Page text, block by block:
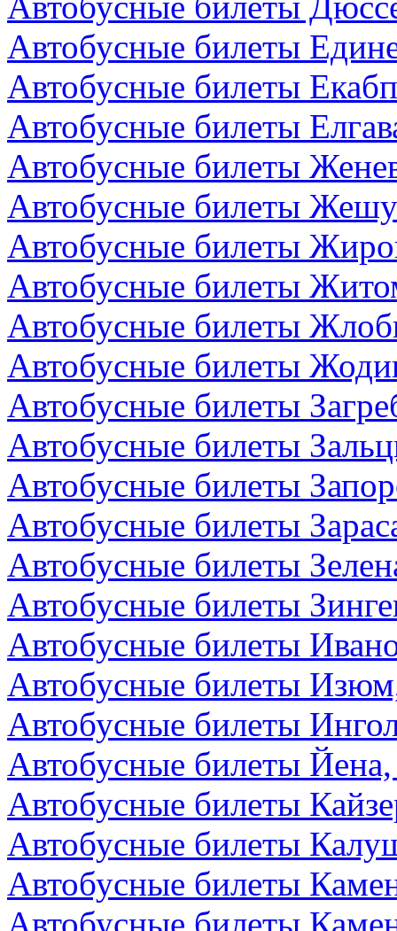
Автобусные билеты
Автобусные билеты
Автобусные билеты
Автобусные билеты
Автобусные билеты
Автобусные билеты
Автобусные билеты
Автобусные билеты
Автобусные билеты
Автобусные билеты
Автобусные билеты
Автобусные билеты
Автобусные билеты
Автобусные билеты
Автобусные билеты
Автобусные билеты
Автобусные билеты
Автобусные билеты
Автобусные билеты
Автобусные билеты
Автобусные билеты
Автобусные билеты
Автобусные билеты